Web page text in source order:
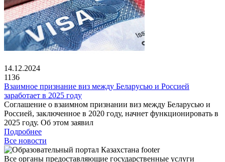
14.12.2024
1136
Взаимное признание виз между Беларусью и Россией
заработает в 2025 году
Соглашение о взаимном признании виз между Беларусью и
Россией, заключенное в 2020 году, начнет функционировать в
2025 году. Об этом заявил
Подробнее
Все новости
Все органы предоставляющие государственные услуги